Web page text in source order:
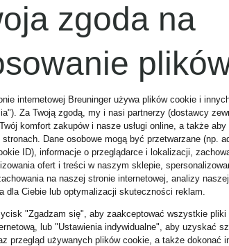
Strój
bandeau
850 zł
Najniższa
680 zł
zgoda na
internetowej Breuninger używa plików cookie i
Za Twoją zgodą, my i nasi partnerzy (dostawcy
komfort zakupów i nasze usługi online, a także
stronach. Dane osobowe mogą być przetwarzane (np.
ID), informacje o przeglądarce i lokalizacji,
ofert i treści w naszym sklepie,
na naszej stronie internetowej, analizy
dla Ciebie lub optymalizacji skuteczności reklam.
"Zgadzam się", aby zaakceptować wszystkie
lub "Ustawienia indywidualne", aby uzyskać
przegląd używanych plików cookie, a także dokonać